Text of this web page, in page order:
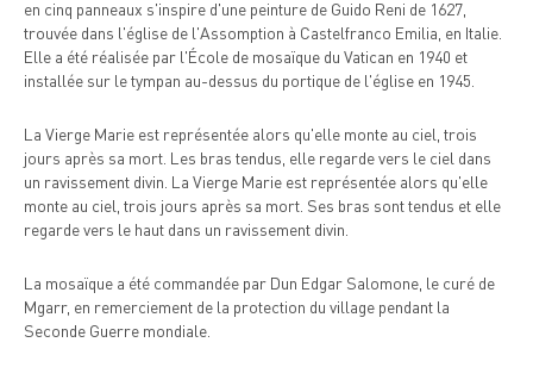
en cinq panneaux s'inspire d'une peinture de Guido Reni de 1627,
trouvée dans l'église de l'Assomption à Castelfranco Emilia, en Italie.
Elle a été réalisée par l'École de mosaïque du Vatican en 1940 et
installée sur le tympan au-dessus du portique de l'église en 1945.
La Vierge Marie est représentée alors qu'elle monte au ciel, trois
jours après sa mort. Les bras tendus, elle regarde vers le ciel dans
un ravissement divin. La Vierge Marie est représentée alors qu'elle
monte au ciel, trois jours après sa mort. Ses bras sont tendus et elle
regarde vers le haut dans un ravissement divin.
La mosaïque a été commandée par Dun Edgar Salomone, le curé de
Mgarr, en remerciement de la protection du village pendant la
Seconde Guerre mondiale.